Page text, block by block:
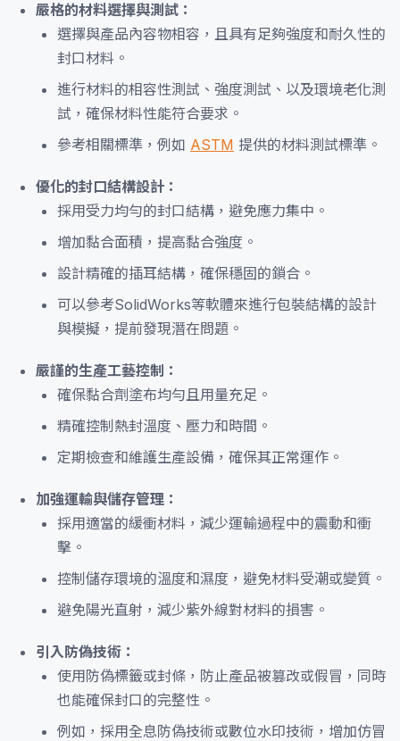
嚴格的材料選擇與測試：
選擇與產品內容物相容，且具有足夠強度和耐久性的
封口材料。
進行材料的相容性測試、強度測試、以及環境老化測
試，確保材料性能符合要求。
參考相關標準，例如 ASTM 提供的材料測試標準。
優化的封口結構設計：
採用受力均勻的封口結構，避免應力集中。
增加黏合面積，提高黏合強度。
設計精確的插耳結構，確保穩固的鎖合。
可以參考SolidWorks等軟體來進行包裝結構的設計
與模擬，提前發現潛在問題。
嚴謹的生產工藝控制：
確保黏合劑塗布均勻且用量充足。
精確控制熱封溫度、壓力和時間。
定期檢查和維護生產設備，確保其正常運作。
加強運輸與儲存管理：
採用適當的緩衝材料，減少運輸過程中的震動和衝
擊。
控制儲存環境的溫度和濕度，避免材料受潮或變質。
避免陽光直射，減少紫外線對材料的損害。
引入防偽技術：
使用防偽標籤或封條，防止產品被篡改或假冒，同時
也能確保封口的完整性。
例如，採用全息防偽技術或數位水印技術，增加仿冒